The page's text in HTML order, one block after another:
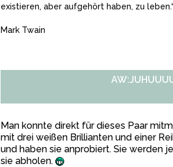
existieren, aber aufgehört haben, zu leben.“
Mark Twain
Man konnte direkt für dieses Paar
mit drei weißen Brillianten und einer
und haben sie anprobiert. Sie werden
sie abholen.